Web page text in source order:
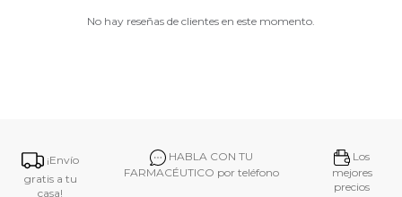
No hay reseñas de clientes en este momento.
¡Envío
gratis a tu
casa!
HABLA CON TU
FARMACÉUTICO por teléfono
Los
mejores
precios